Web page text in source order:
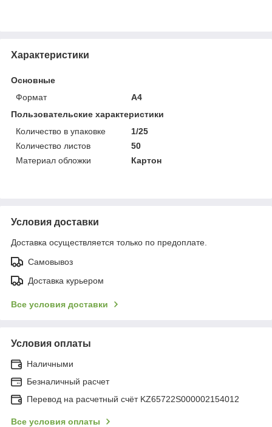
Характеристики
Основные
Формат
A4
Пользовательские характеристики
Количество в упаковке
1/25
Количество листов
50
Материал обложки
Картон
Условия доставки
Доставка осуществляется только по предоплате.
Самовывоз
Доставка курьером
Все условия доставки
Условия оплаты
Наличными
Безналичный расчет
Перевод на расчетный счёт KZ65722S000002154012
Все условия оплаты